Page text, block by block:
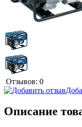
Отзывов: 0
Описание